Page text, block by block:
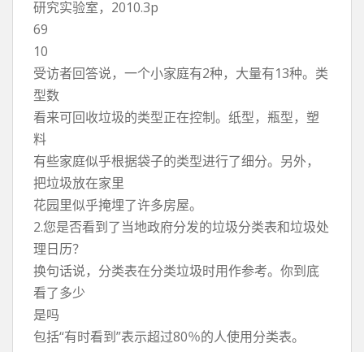
研究实验室，2010.3p
69
10
受访者回答说，一个小家庭有2种，大量有13种。类
型数
看来可回收垃圾的类型正在控制。纸型，瓶型，塑
料
有些家庭似乎根据袋子的类型进行了细分。另外，
把垃圾放在家里
花园里似乎掩埋了许多房屋。
2.您是否看到了当地政府分发的垃圾分类表和垃圾处
理日历？
换句话说，分类表在分类垃圾时用作参考。你到底
看了多少
是吗
包括“有时看到”表示超过80％的人使用分类表。